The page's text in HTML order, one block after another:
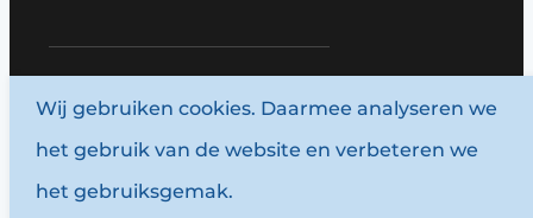
www.louwersmediagroep.com
© 1987 - 2026 Louwersmediagroep.
Algemene voorwaarden
Wij gebruiken cookies. Daarmee analyseren we
het gebruik van de website en verbeteren we
het gebruiksgemak.